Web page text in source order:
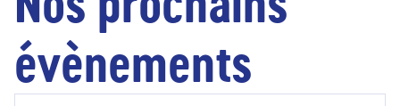
évènements